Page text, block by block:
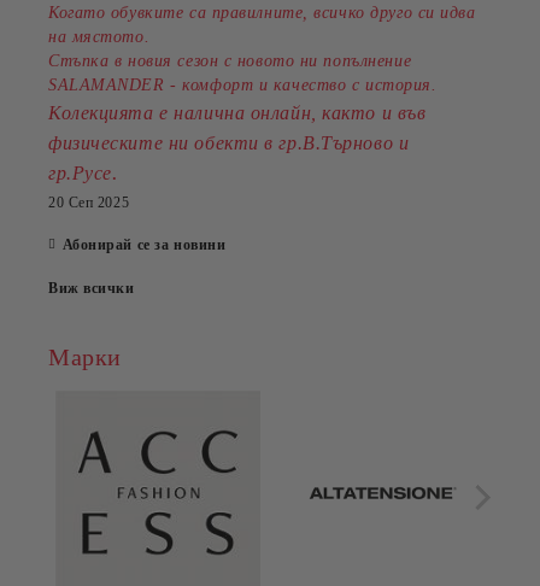
Когато обувките са правилните, всичко друго си идва
на мястото.
Стъпка в новия сезон с новото ни попълнение
SALAMANDER - комфорт и качество с история.
Колекцията е налична онлайн, както и във
физическите ни обекти в гр.В.Търново и
гр.Русе.
20 Сеп 2025
Абонирай се за новини
Виж всички
Марки